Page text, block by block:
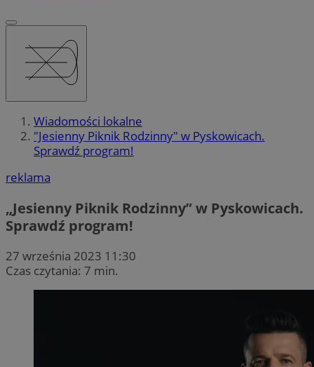
Wiadomości lokalne
"Jesienny Piknik Rodzinny" w Pyskowicach.
Sprawdź program!
reklama
„Jesienny Piknik Rodzinny” w Pyskowicach.
Sprawdź program!
27 września 2023 11:30
Czas czytania: 7 min.